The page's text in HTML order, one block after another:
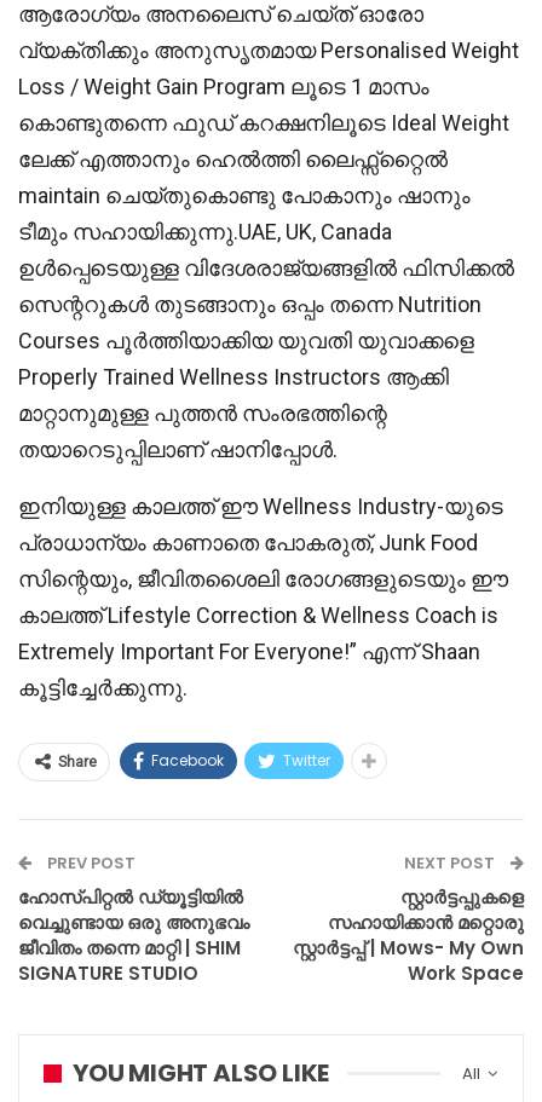
ആരോഗ്യം അനലൈസ് ചെയ്ത് ഓരോ
വ്യക്തിക്കും അനുസൃതമായ Personalised Weight
Loss / Weight Gain Program ലൂടെ 1 മാസം
കൊണ്ടുതന്നെ ഫുഡ് കറക്ഷനിലൂടെ Ideal Weight
ലേക്ക് എത്താനും ഹെൽത്തി ലൈഫ്സ്റ്റൈൽ
maintain ചെയ്തുകൊണ്ടു പോകാനും ഷാനും
ടീമും സഹായിക്കുന്നു.UAE, UK, Canada
ഉൾപ്പെടെയുള്ള വിദേശരാജ്യങ്ങളിൽ ഫിസിക്കൽ
സെന്ററുകൾ തുടങ്ങാനും ഒപ്പം തന്നെ Nutrition
Courses പൂർത്തിയാക്കിയ യുവതി യുവാക്കളെ
Properly Trained Wellness Instructors ആക്കി
മാറ്റാനുമുള്ള പുത്തൻ സംരഭത്തിന്റെ
തയാറെടുപ്പിലാണ് ഷാനിപ്പോൾ.
ഇനിയുള്ള കാലത്ത് ഈ Wellness Industry-യുടെ
പ്രാധാന്യം കാണാതെ പോകരുത്, Junk Food
സിന്റെയും, ജീവിതശൈലി രോഗങ്ങളുടെയും ഈ
കാലത്ത് Lifestyle Correction & Wellness Coach is
Extremely Important For Everyone!” എന്ന് Shaan
കൂട്ടിച്ചേർക്കുന്നു.
Share Facebook Twitter
PREV POST
ഹോസ്പിറ്റൽ ഡ്യൂട്ടിയിൽ
വെച്ചുണ്ടായ ഒരു അനുഭവം
ജീവിതം തന്നെ മാറ്റി | SHIM
SIGNATURE STUDIO
NEXT POST
സ്റ്റാർട്ടപ്പുകളെ
സഹായിക്കാൻ മറ്റൊരു
സ്റ്റാർട്ടപ്പ് | Mows- My Own
Work Space
All
YOU MIGHT ALSO LIKE